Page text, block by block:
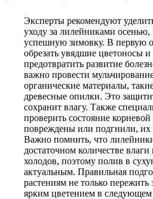
Эксперты рекомендуют
уходу за лилейниками осенью,
успешную зимовку. В первую
обрезать увядшие цветоносы
предотвратить развитие
важно провести
органические материалы,
древесные опилки. Это
сохранит влагу. Также
проверить состояние
повреждены или подгнили, их
Важно помнить, что
достаточном количестве
холодов, поэтому полив в
актуальным. Правильная
растениям не только пережить
ярким цветением в следующем